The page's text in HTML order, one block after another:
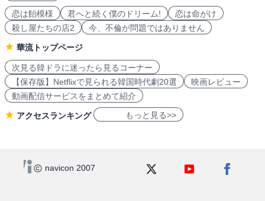
恋は飴模様
君へと続く僕のドリーム!
恋は命がけ
殺し屋たちの店2
今、不倫が問題ではありません
華流トップページ
次見る韓ドラに迷ったら見るコーナー
【保存版】Netflixで見られる韓国時代劇20選
映画レビュー
動画配信サービスをまとめて紹介
アクセスランキング もっと見る>>
navicon 2007